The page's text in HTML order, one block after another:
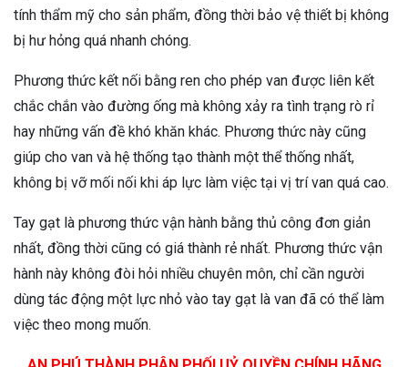
tính thẩm mỹ cho sản phẩm, đồng thời bảo vệ thiết bị không
bị hư hỏng quá nhanh chóng.
Phương thức kết nối bằng ren cho phép van được liên kết
chắc chắn vào đường ống mà không xảy ra tình trạng rò rỉ
hay những vấn đề khó khăn khác. Phương thức này cũng
giúp cho van và hệ thống tạo thành một thể thống nhất,
không bị vỡ mối nối khi áp lực làm việc tại vị trí van quá cao.
Tay gạt là phương thức vận hành bằng thủ công đơn giản
nhất, đồng thời cũng có giá thành rẻ nhất. Phương thức vận
hành này không đòi hỏi nhiều chuyên môn, chỉ cần người
dùng tác động một lực nhỏ vào tay gạt là van đã có thể làm
việc theo mong muốn.